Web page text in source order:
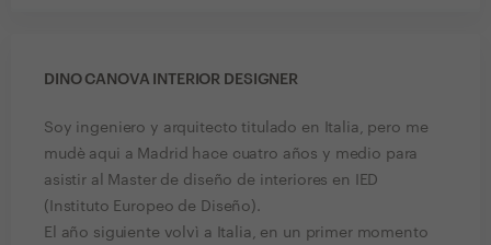
DINO CANOVA INTERIOR DESIGNER
Soy ingeniero y arquitecto titulado en Italia, pero me
mudè aqui a Madrid hace cuatro años y medio para
asistir al Master de diseño de interiores en IED
(Instituto Europeo de Diseño).
El año siguiente volvì a Italia, en un primer momento